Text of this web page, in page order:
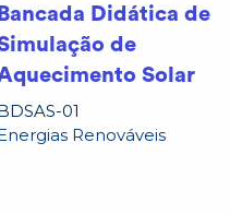
Bancada Didática de
de
Solar
01
Renováveis